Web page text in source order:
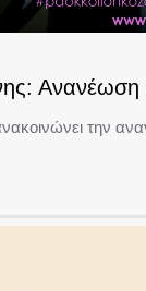
Ανανέωση
την